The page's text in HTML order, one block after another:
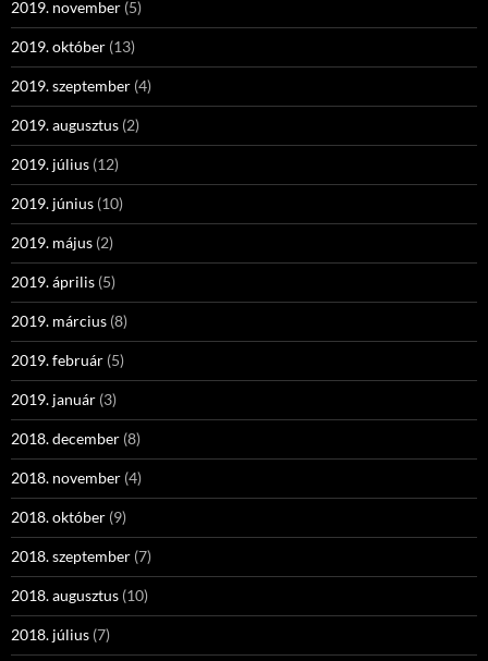
2019. november (5)
2019. október (13)
2019. szeptember (4)
2019. augusztus (2)
2019. július (12)
2019. június (10)
2019. május (2)
2019. április (5)
2019. március (8)
2019. február (5)
2019. január (3)
2018. december (8)
2018. november (4)
2018. október (9)
2018. szeptember (7)
2018. augusztus (10)
2018. július (7)